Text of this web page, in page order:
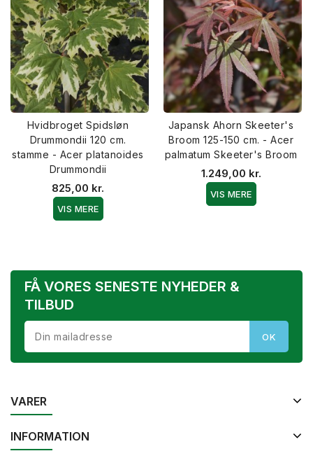
Hvidbroget Spidsløn
Drummondii 120 cm.
stamme - Acer platanoides
Drummondii
825,00 kr.
VIS MERE
Japansk Ahorn Skeeter's
Broom 125-150 cm. - Acer
palmatum Skeeter's Broom
1.249,00 kr.
VIS MERE
FÅ VORES SENESTE NYHEDER &
TILBUD
VARER
INFORMATION